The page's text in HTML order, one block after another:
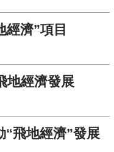
濟”項目
地經濟發展
“飛地經濟”發展